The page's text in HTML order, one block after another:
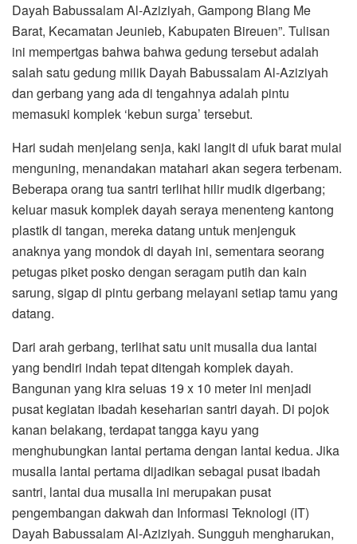
Dayah Babussalam Al-Aziziyah, Gampong Blang Me
Barat, Kecamatan Jeunieb, Kabupaten Bireuen”. Tulisan
ini mempertgas bahwa bahwa gedung tersebut adalah
salah satu gedung milik Dayah Babussalam Al-Aziziyah
dan gerbang yang ada di tengahnya adalah pintu
memasuki komplek ‘kebun surga’ tersebut.
Hari sudah menjelang senja, kaki langit di ufuk barat mulai
menguning, menandakan matahari akan segera terbenam.
Beberapa orang tua santri terlihat hilir mudik digerbang;
keluar masuk komplek dayah seraya menenteng kantong
plastik di tangan, mereka datang untuk menjenguk
anaknya yang mondok di dayah ini, sementara seorang
petugas piket posko dengan seragam putih dan kain
sarung, sigap di pintu gerbang melayani setiap tamu yang
datang.
Dari arah gerbang, terlihat satu unit musalla dua lantai
yang bendiri indah tepat ditengah komplek dayah.
Bangunan yang kira seluas 19 x 10 meter ini menjadi
pusat kegiatan ibadah keseharian santri dayah. Di pojok
kanan belakang, terdapat tangga kayu yang
menghubungkan lantai pertama dengan lantai kedua. Jika
musalla lantai pertama dijadikan sebagai pusat ibadah
santri, lantai dua musalla ini merupakan pusat
pengembangan dakwah dan Informasi Teknologi (IT)
Dayah Babussalam Al-Aziziyah. Sungguh mengharukan,